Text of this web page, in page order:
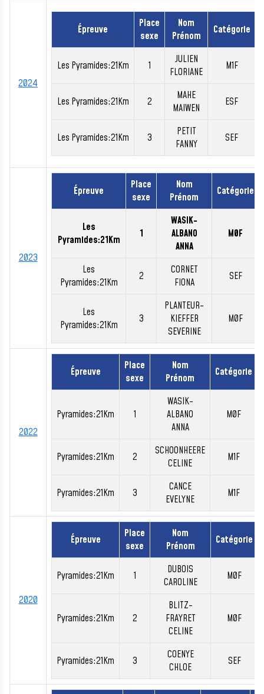
2024
Épreuve
Place
sexe
Nom
Prénom
Catégorie
Les Pyramides:21Km 1
JULIEN
FLORIANE
M1F
Les Pyramides:21Km 2
MAHE
MAIWEN
ESF
Les Pyramides:21Km 3
PETIT
FANNY
SEF
2023
Épreuve
Place
sexe
Nom
Prénom
Catégorie
Les
Pyramides:21Km
1
WASIK-
ALBANO
ANNA
M0F
Les
Pyramides:21Km
2
CORNET
FIONA
SEF
Les
Pyramides:21Km
3
PLANTEUR-
KIEFFER
SEVERINE
M0F
2022
Épreuve
Place
sexe
Nom
Prénom
Catégorie
Pyramides:21Km 1
WASIK-
ALBANO
ANNA
M0F
Pyramides:21Km 2
SCHOONHEERE
CELINE
M1F
Pyramides:21Km 3
CANCE
EVELYNE
M1F
2020
Épreuve
Place
sexe
Nom
Prénom
Catégorie
Pyramides:21Km 1
DUBOIS
CAROLINE
M0F
Pyramides:21Km 2
BLITZ-
FRAYRET
CELINE
M0F
Pyramides:21Km 3
COENYE
CHLOE
SEF